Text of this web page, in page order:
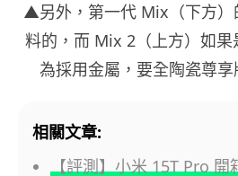
▲另外，第一代 Mix（下方）
料的，而 Mix 2（上方）如
為採用金屬，要全陶瓷尊享
相關文章:
【評測】小米 15T Pro 開